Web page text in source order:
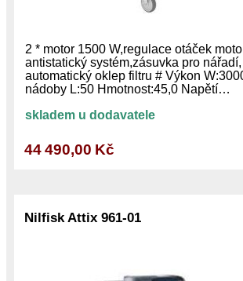
2 * motor 1500 W,regulace otáček
antistatický systém,zásuvka pro nářadí,
automatický oklep filtru # Výkon
nádoby L:50 Hmotnost:45,0 Napětí…
skladem u dodavatele
44 490,00 Kč
Nilfisk Attix 961-01